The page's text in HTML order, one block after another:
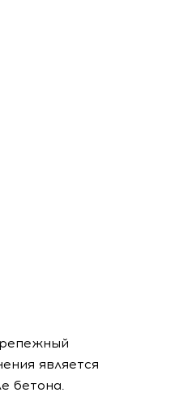
является
бетона.